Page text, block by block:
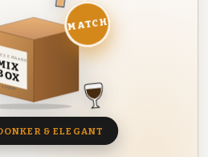
MAAND
8 BIEREN
MATCH
& ELEGANT